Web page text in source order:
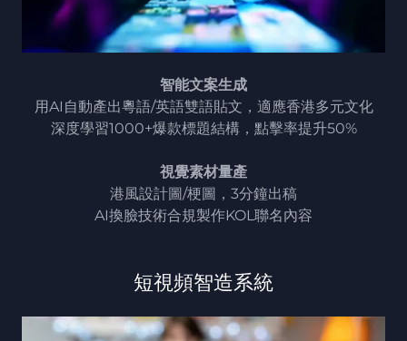
智能文案生成
用AI自動產出粵語/英語雙語貼文，適應香港多元文化
深度學習1000+爆款標題結構，點擊率提升50%
視覺素材量產
港風設計圖/梗圖，3分鐘出稿
AI換臉技術合規製作KOL聯名內容
短視頻智造系統